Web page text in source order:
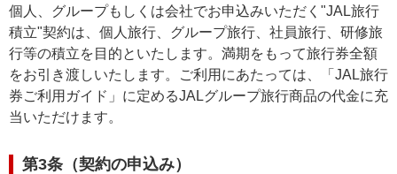
個人、グループもしくは会社でお申込みいただく"JAL旅行
積立"契約は、個人旅行、グループ旅行、社員旅行、研修旅
行等の積立を目的といたします。満期をもって旅行券全額
をお引き渡しいたします。ご利用にあたっては、「JAL旅行
券ご利用ガイド」に定めるJALグループ旅行商品の代金に充
当いただけます。
第3条（契約の申込み）